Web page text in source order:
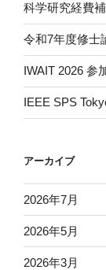
科学研究経費
令和7年度修士
IWAIT 2026 参
IEEE SPS
アーカイブ
2026年7月
2026年5月
2026年3月